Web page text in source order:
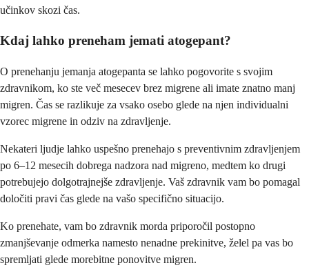
učinkov skozi čas.
Kdaj lahko preneham jemati atogepant?
O prenehanju jemanja atogepanta se lahko pogovorite s svojim
zdravnikom, ko ste več mesecev brez migrene ali imate znatno manj
migren. Čas se razlikuje za vsako osebo glede na njen individualni
vzorec migrene in odziv na zdravljenje.
Nekateri ljudje lahko uspešno prenehajo s preventivnim zdravljenjem
po 6–12 mesecih dobrega nadzora nad migreno, medtem ko drugi
potrebujejo dolgotrajnejše zdravljenje. Vaš zdravnik vam bo pomagal
določiti pravi čas glede na vašo specifično situacijo.
Ko prenehate, vam bo zdravnik morda priporočil postopno
zmanjševanje odmerka namesto nenadne prekinitve, želel pa vas bo
spremljati glede morebitne ponovitve migren.